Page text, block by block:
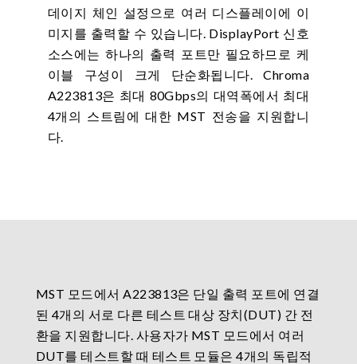
데이지 체인 설정으로 여러 디스플레이에 이
미지를 출력할 수 있습니다. DisplayPort 신호
소스에는 하나의 출력 포트만 필요하므로 케
이블 구성이 크게 단순화됩니다. Chroma
A223813은 최대 80Gbps의 대역폭에서 최대
4개의 스트림에 대한 MST 전송을 지원합니
다.
MST 모드에서 A223813은 단일 출력 포트에 연결
된 4개의 서로 다른 테스트 대상 장치(DUT) 간 전
환을 지원합니다. 사용자가 MST 모드에서 여러
DUT를 테스트할 때 테스트 모듈은 4개의 독립적